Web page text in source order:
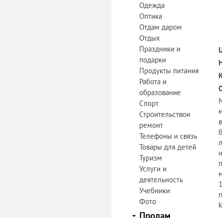
Одежда
Оптика
Отдам даром
Отдых
Праздники и
подарки
Продукты питания
Работа и
образование
Спорт
Строительствои
ремонт
Телефоны и связь
Товары для детей
Туризм
Услуги и
деятельность
Учебники
Фото